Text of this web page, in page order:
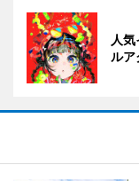
人
ルア